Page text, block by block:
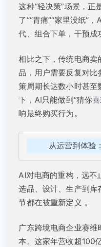
这种“轻决策”场景，正
了”“胃痛”“家里没纸”
代、组合下单，干预成
相比之下，传统电商
品，用户需要反复对
策周期长达数小时甚至
下，AI只能做到“猜你
响最终购买行为。
从运营到体
AI对电商的重构，远不
选品、设计、生产到
节都在被重新定义 。
广东跨境电商企业赛
本。这家年营收超100